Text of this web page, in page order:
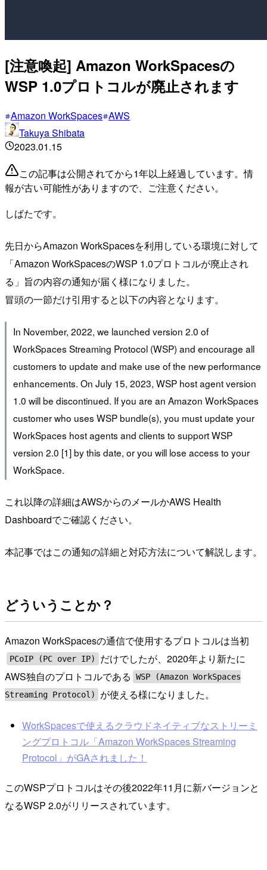
[注意喚起] Amazon WorkSpacesの
WSP 1.0プロトコルが廃止されます
Amazon WorkSpaces AWS
Takuya Shibata
2023.01.15
この記事は公開されてから1年以上経過しています。情
報が古い可能性がありますので、ご注意ください。
しばたです。
先日からAmazon WorkSpacesを利用している環境に対して
「Amazon WorkSpacesのWSP 1.0プロトコルが廃止され
る」旨の内容の通知が届く様になりました。
冒頭の一節だけ引用すると以下の内容となります。
In November, 2022, we launched version 2.0 of
WorkSpaces Streaming Protocol (WSP) and encourage all
customers to update and make use of the new performance
enhancements. On July 15, 2023, WSP host agent version
1.0 will be discontinued. If you are an Amazon WorkSpaces
customer who uses WSP bundle(s), you must update your
WorkSpaces host agents and clients to support WSP
version 2.0 [1] by this date, or you will lose access to your
WorkSpace.
これ以降の詳細はAWSからのメールかAWS Health
Dashboardでご確認ください。
本記事ではこの通知の詳細と対応方法について解説します。
どういうことか？
Amazon WorkSpacesの通信で使用するプロトコルは当初
PCoIP (PC over IP)
だけでしたが、2020年より新たに
AWS独自のプロトコルである
WSP (Amazon WorkSpaces
Streaming Protocol)
が使える様になりました。
WorkSpacesで使えるクラウドネイティブなストリーミ
ングプロトコル「Amazon WorkSpaces Streaming
Protocol」がGAされました！
このWSPプロトコルはその後2022年11月に新バージョンと
なるWSP 2.0がリリースされています。